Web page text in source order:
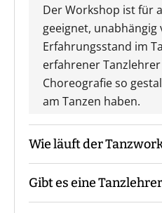
Der Workshop ist für
geeignet, unabhängig
Erfahrungsstand im
erfahrener
Choreografie so
am Tanzen haben.
Wie läuft der
Ihr trefft Euch in der
gemeinsam mit Eurer
Gibt es eine